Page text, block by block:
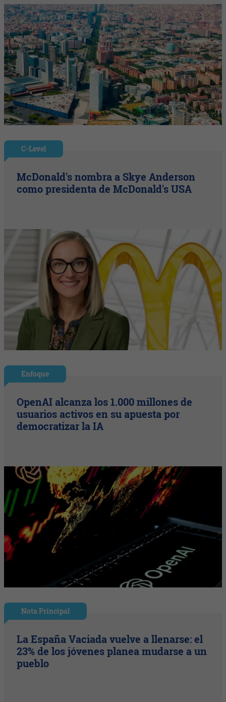
C-Level
McDonald's nombra a Skye Anderson
como presidenta de McDonald's USA
Enfoque
OpenAI alcanza los 1.000 millones de
usuarios activos en su apuesta por
democratizar la IA
Nota Principal
La España Vaciada vuelve a llenarse: el
23% de los jóvenes planea mudarse a un
pueblo